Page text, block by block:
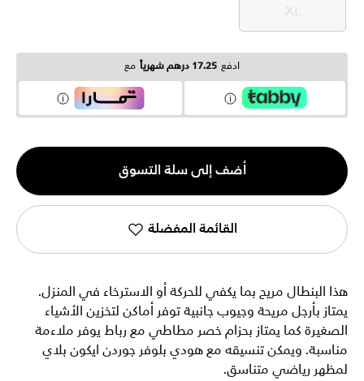
XL
XL
ادفع 17.25 درهم شهرياً مع
الكمية
1
أضف إلى سلة التسوق
القائمة المفضلة
هذا البنطال مريح بما يكفي للحركة أو الاسترخاء في المنزل.
يمتاز بأرجل مريحة وجيوب جانبية توفر أماكن لتخزين الأشياء
الصغيرة كما يمتاز بحزام خصر مطاطي مع رباط يوفر ملاءمة
مناسبة. ويمكن تنسيقه مع هودي بلوفر جوردن ايكون بلاي
لمظهر رياضي متناسق.